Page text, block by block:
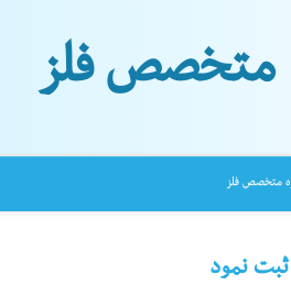
متخصص فلز
متخصص فلز
نمود